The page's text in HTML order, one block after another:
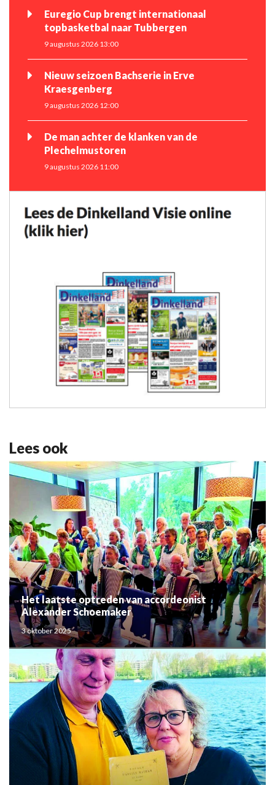
Euregio Cup brengt internationaal
topbasketbal naar Tubbergen
9 augustus 2026 13:00
Nieuw seizoen Bachserie in Erve
Kraesgenberg
9 augustus 2026 12:00
De man achter de klanken van de
Plechelmustoren
9 augustus 2026 11:00
Lees ook
Het laatste optreden van accordeonist
Alexander Schoemaker
3 oktober 2025